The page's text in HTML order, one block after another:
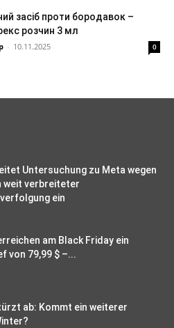
засіб проти бородавок –
розчин 3 мл
- 10.11.2025 0
Untersuchung zu Meta wegen
weit verbreiteter
ein
am Black Friday ein
von 79,99 $ –...
ab: Kommt ein weiterer